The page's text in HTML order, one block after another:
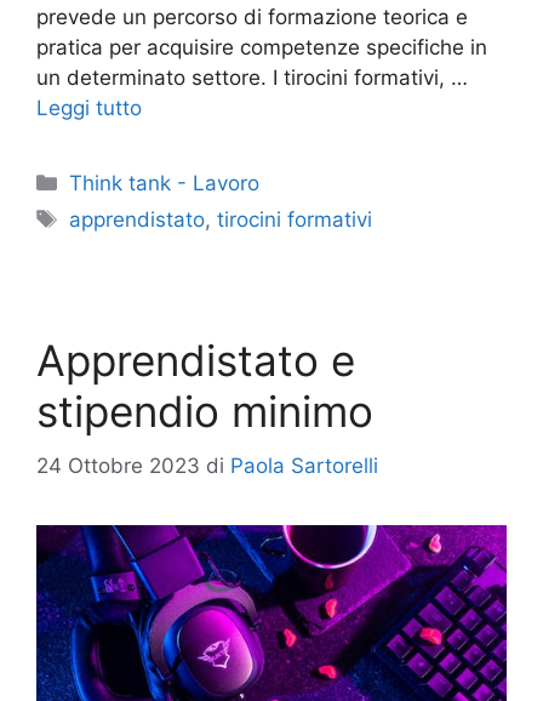
prevede un percorso di formazione teorica e
pratica per acquisire competenze specifiche in
un determinato settore. I tirocini formativi, …
Leggi tutto
Categorie
Think tank - Lavoro
Tag
apprendistato,tirocini formativi
Apprendistato e
stipendio minimo
24 Ottobre 2023 di Paola Sartorelli